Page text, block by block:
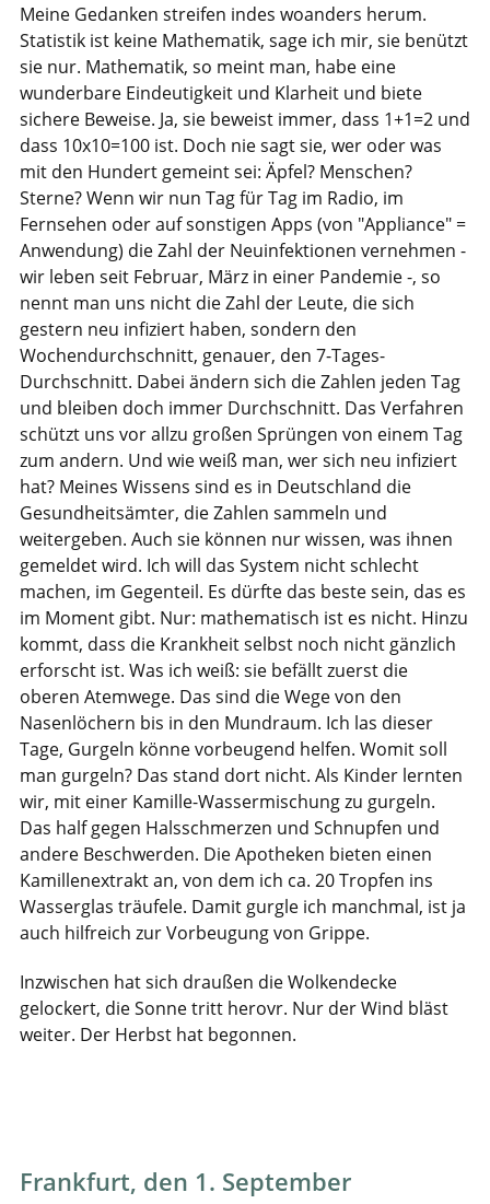
Meine Gedanken streifen indes woanders herum.
Statistik ist keine Mathematik, sage ich mir, sie benützt
sie nur. Mathematik, so meint man, habe eine
wunderbare Eindeutigkeit und Klarheit und biete
sichere Beweise. Ja, sie beweist immer, dass 1+1=2 und
dass 10x10=100 ist. Doch nie sagt sie, wer oder was
mit den Hundert gemeint sei: Äpfel? Menschen?
Sterne? Wenn wir nun Tag für Tag im Radio, im
Fernsehen oder auf sonstigen Apps (von "Appliance" =
Anwendung) die Zahl der Neuinfektionen vernehmen -
wir leben seit Februar, März in einer Pandemie -, so
nennt man uns nicht die Zahl der Leute, die sich
gestern neu infiziert haben, sondern den
Wochendurchschnitt, genauer, den 7-Tages-
Durchschnitt. Dabei ändern sich die Zahlen jeden Tag
und bleiben doch immer Durchschnitt. Das Verfahren
schützt uns vor allzu großen Sprüngen von einem Tag
zum andern. Und wie weiß man, wer sich neu infiziert
hat? Meines Wissens sind es in Deutschland die
Gesundheitsämter, die Zahlen sammeln und
weitergeben. Auch sie können nur wissen, was ihnen
gemeldet wird. Ich will das System nicht schlecht
machen, im Gegenteil. Es dürfte das beste sein, das es
im Moment gibt. Nur: mathematisch ist es nicht. Hinzu
kommt, dass die Krankheit selbst noch nicht gänzlich
erforscht ist. Was ich weiß: sie befällt zuerst die
oberen Atemwege. Das sind die Wege von den
Nasenlöchern bis in den Mundraum. Ich las dieser
Tage, Gurgeln könne vorbeugend helfen. Womit soll
man gurgeln? Das stand dort nicht. Als Kinder lernten
wir, mit einer Kamille-Wassermischung zu gurgeln.
Das half gegen Halsschmerzen und Schnupfen und
andere Beschwerden. Die Apotheken bieten einen
Kamillenextrakt an, von dem ich ca. 20 Tropfen ins
Wasserglas träufele. Damit gurgle ich manchmal, ist ja
auch hilfreich zur Vorbeugung von Grippe.
Inzwischen hat sich draußen die Wolkendecke
gelockert, die Sonne tritt herovr. Nur der Wind bläst
weiter. Der Herbst hat begonnen.
Frankfurt, den 1. September